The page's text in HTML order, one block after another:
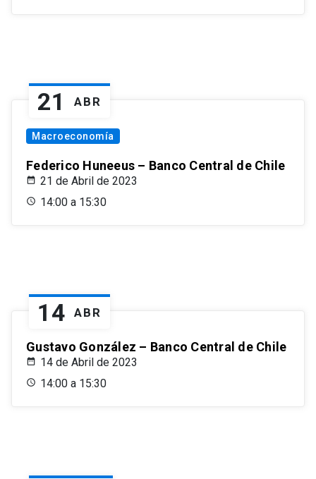
21 ABR
Macroeconomía
Federico Huneeus – Banco Central de Chile
21 de Abril de 2023
14:00 a 15:30
14 ABR
Gustavo González – Banco Central de Chile
14 de Abril de 2023
14:00 a 15:30